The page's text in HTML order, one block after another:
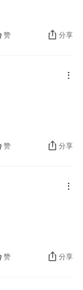
赞 分享
赞 分享
赞 分享